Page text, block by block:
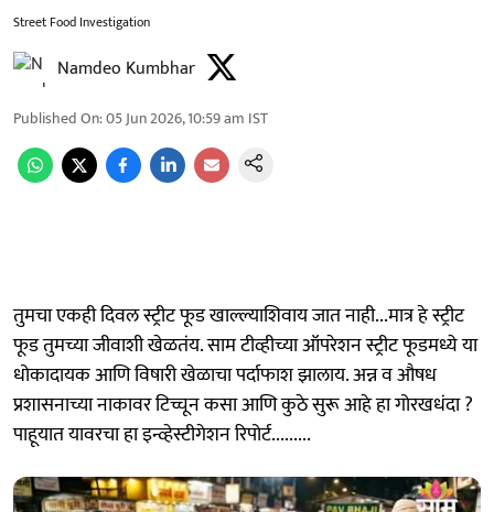
Street Food Investigation
Namdeo Kumbhar
Published On:05 Jun 2026, 10:59 am IST
तुमचा एकही दिवल स्ट्रीट फूड खाल्ल्याशिवाय जात नाही...मात्र हे स्ट्रीट
फूड तुमच्या जीवाशी खेळतंय. साम टीव्हीच्या ऑपरेशन स्ट्रीट फूडमध्ये या
धोकादायक आणि विषारी खेळाचा पर्दाफाश झालाय. अन्न व औषध
प्रशासनाच्या नाकावर टिच्चून कसा आणि कुठे सुरू आहे हा गोरखधंदा ?
पाहूयात यावरचा हा इन्व्हेस्टीगेशन रिपोर्ट.........